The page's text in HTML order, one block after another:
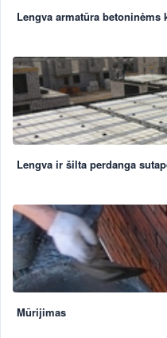
Lengva armatūra
Lengva ir šilta perdanga
Mūrijimas